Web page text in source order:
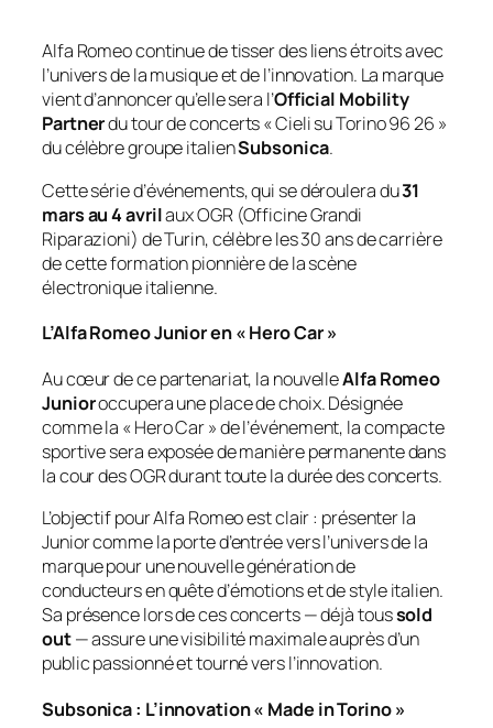
Alfa Romeo continue de tisser des liens étroits avec
l’univers de la musique et de l’innovation. La marque
vient d’annoncer qu’elle sera l’Official Mobility
Partnerdu tour de concerts « Cieli su Torino 96 26 »
du célèbre groupe italienSubsonica.
Cette série d’événements, qui se déroulera du31
mars au 4 avrilaux OGR (Officine Grandi
Riparazioni) de Turin, célèbre les 30 ans de carrière
de cette formation pionnière de la scène
électronique italienne.
L’Alfa Romeo Junior en « Hero Car »
Au cœur de ce partenariat, la nouvelleAlfa Romeo
Junioroccupera une place de choix. Désignée
comme la « Hero Car » de l’événement, la compacte
sportive sera exposée de manière permanente dans
la cour des OGR durant toute la durée des concerts.
L’objectif pour Alfa Romeo est clair : présenter la
Junior comme la porte d’entrée vers l’univers de la
marque pour une nouvelle génération de
conducteurs en quête d’émotions et de style italien.
Sa présence lors de ces concerts — déjà toussold
out— assure une visibilité maximale auprès d’un
public passionné et tourné vers l’innovation.
Subsonica : L’innovation « Made in Torino »